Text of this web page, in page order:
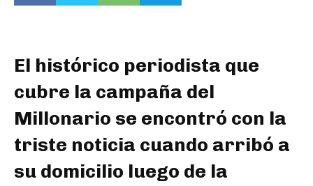
El histórico periodista que
cubre la campaña del
Millonario se encontró con la
triste noticia cuando arribó a
su domicilio luego de la